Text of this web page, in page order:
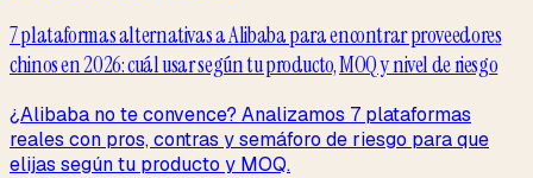
7 plataformas alternativas a Alibaba para encontrar proveedores
chinos en 2026: cuál usar según tu producto, MOQ y nivel de riesgo
¿Alibaba no te convence? Analizamos 7 plataformas
reales con pros, contras y semáforo de riesgo para que
elijas según tu producto y MOQ.